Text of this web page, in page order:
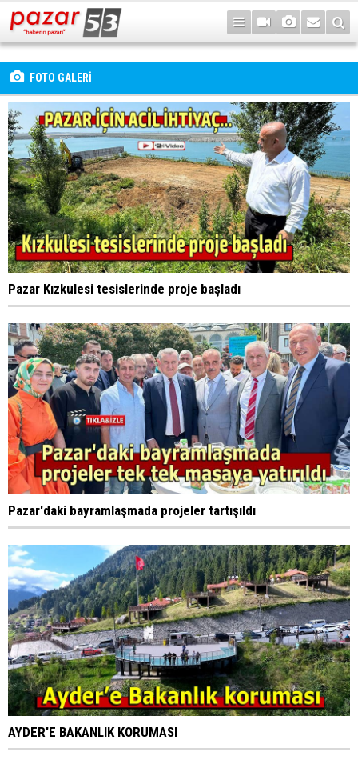
FOTO GALERİ
Pazar Kızkulesi tesislerinde proje başladı
Pazar'daki bayramlaşmada projeler tartışıldı
AYDER'E BAKANLIK KORUMASI